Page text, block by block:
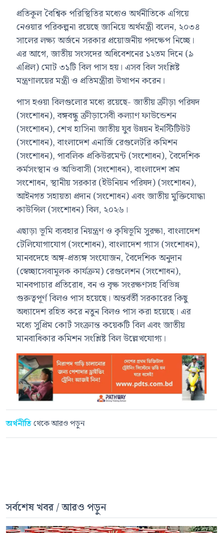
প্রতিকূল বৈশ্বিক পরিস্থিতির মধ্যেও অর্থনীতিকে এগিয়ে
নেওয়ার পরিকল্পনা রয়েছে জানিয়ে অর্থমন্ত্রী বলেন, ২০৩৪
সালের লক্ষ্য অর্জনে সরকার প্রয়োজনীয় পদক্ষেপ নিচ্ছে।
এর আগে, জাতীয় সংসদের অধিবেশনের ১২তম দিনে (৯
এপ্রিল) মোট ৩১টি বিল পাস হয়। এসব বিল সংশ্লিষ্ট
মন্ত্রণালয়ের মন্ত্রী ও প্রতিমন্ত্রীরা উত্থাপন করেন।
পাস হওয়া বিলগুলোর মধ্যে রয়েছে- জাতীয় ক্রীড়া পরিষদ
(সংশোধন), বঙ্গবন্ধু ক্রীড়াসেবী কল্যাণ ফাউন্ডেশন
(সংশোধন), শেখ হাসিনা জাতীয় যুব উন্নয়ন ইনস্টিটিউট
(সংশোধন), বাংলাদেশ এনার্জি রেগুলেটরি কমিশন
(সংশোধন), পাবলিক প্রকিউরমেন্ট (সংশোধন), বৈদেশিক
কর্মসংস্থান ও অভিবাসী (সংশোধন), বাংলাদেশ শ্রম
সংশোধন, স্থানীয় সরকার (ইউনিয়ন পরিষদ) (সংশোধন),
আইনগত সহায়তা প্রদান (সংশোধন) এবং জাতীয় মুক্তিযোদ্ধা
কাউন্সিল (সংশোধন) বিল, ২০২৬।
এছাড়া ভূমি ব্যবহার নিয়ন্ত্রণ ও কৃষিভূমি সুরক্ষা, বাংলাদেশ
টেলিযোগাযোগ (সংশোধন), বাংলাদেশ গ্যাস (সংশোধন),
মানবদেহে অঙ্গ-প্রত্যঙ্গ সংযোজন, বৈদেশিক অনুদান
(স্বেচ্ছাসেবামূলক কার্যক্রম) রেগুলেশন (সংশোধন),
মানবপাচার প্রতিরোধ, বন ও বৃক্ষ সংরক্ষণসহ বিভিন্ন
গুরুত্বপূর্ণ বিলও পাস হয়েছে। অন্তর্বর্তী সরকারের কিছু
অধ্যাদেশ রহিত করে নতুন বিলও পাস করা হয়েছে। এর
মধ্যে সুপ্রিম কোর্ট সংক্রান্ত কয়েকটি বিল এবং জাতীয়
মানবাধিকার কমিশন সংশ্লিষ্ট বিল উল্লেখযোগ্য।
অর্থনীতি থেকে আরও পড়ুন
সর্বশেষ খবর / আরও পড়ুন